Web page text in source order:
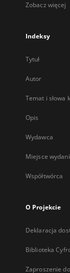
Zobacz więcej
Indeksy
Tytuł
Autor
Temat i słowa
Opis
Wydawca
Miejsce
Współtwórca
O Projekcie
Deklaracja
Biblioteka
Zaproszenie